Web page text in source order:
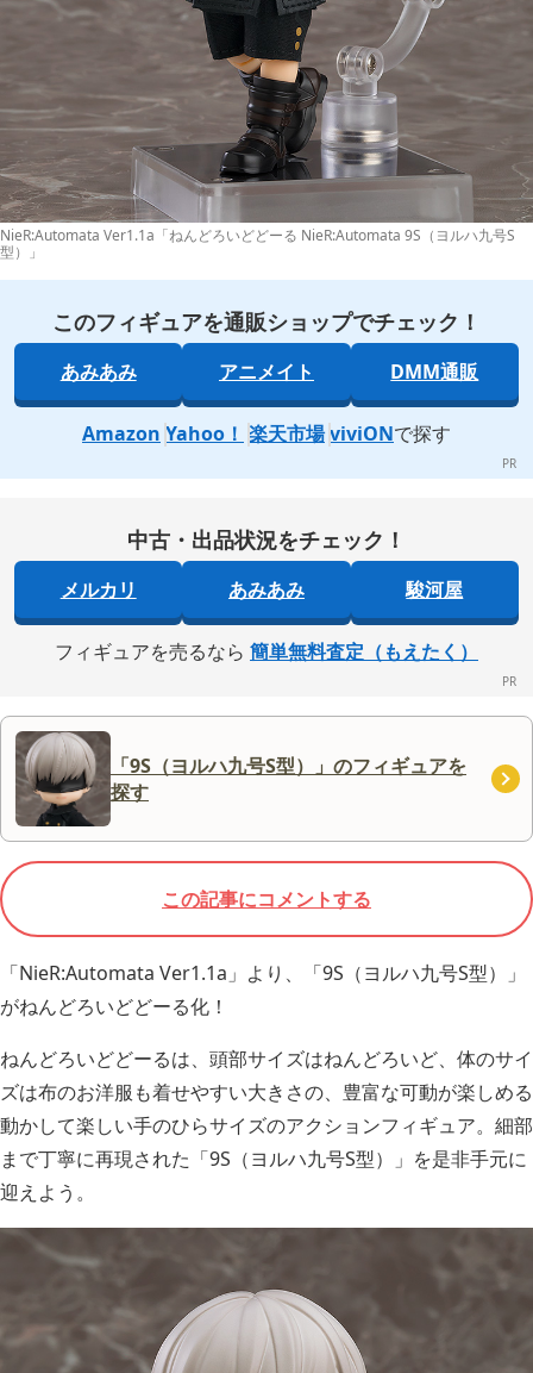
NieR:Automata Ver1.1a「ねんどろいどどーる NieR:Automata 9S（ヨルハ九号S
型）」
このフィギュアを通販ショップでチェック！
あみあみ アニメイト DMM通販
Amazon Yahoo！ 楽天市場 viviONで探す
中古・出品状況をチェック！
メルカリ あみあみ 駿河屋
フィギュアを売るなら 簡単無料査定（もえたく）
「9S（ヨルハ九号S型）」のフィギュアを
探す
この記事にコメントする
「NieR:Automata Ver1.1a」より、「9S（ヨルハ九号S型）」
がねんどろいどどーる化！
ねんどろいどどーるは、頭部サイズはねんどろいど、体のサイ
ズは布のお洋服も着せやすい大きさの、豊富な可動が楽しめる
動かして楽しい手のひらサイズのアクションフィギュア。細部
まで丁寧に再現された「9S（ヨルハ九号S型）」を是非手元に
迎えよう。